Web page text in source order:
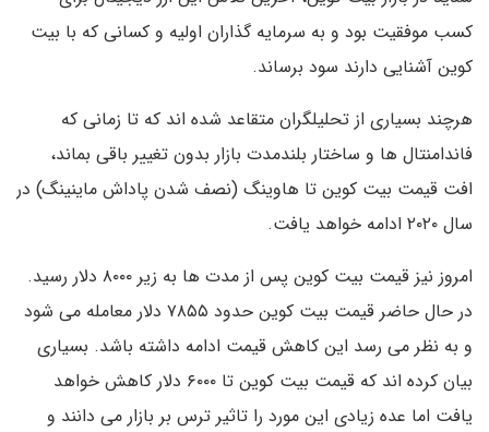
کسب موفقیت بود و به سرمایه گذاران اولیه و کسانی که با بیت
کوین آشنایی دارند سود برساند.
هرچند بسیاری از تحلیلگران متقاعد شده اند که تا زمانی که
فاندامنتال ها و ساختار بلندمدت بازار بدون تغییر باقی بماند،
افت قیمت بیت کوین تا هاوینگ (نصف شدن پاداش ماینینگ) در
سال ۲۰۲۰ ادامه خواهد یافت.
امروز نیز قیمت بیت کوین پس از مدت ها به زیر ۸۰۰۰ دلار رسید.
در حال حاضر قیمت بیت کوین حدود ۷۸۵۵ دلار معامله می شود
و به نظر می رسد این کاهش قیمت ادامه داشته باشد. بسیاری
بیان کرده اند که قیمت بیت کوین تا ۶۰۰۰ دلار کاهش خواهد
یافت اما عده زیادی این مورد را تاثیر ترس بر بازار می دانند و